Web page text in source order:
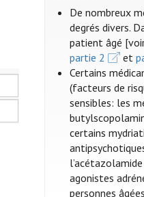
De nombreux
degrés divers.
patient âgé
partie 2
et
Certains
(facteurs de
sensibles: les
certains
agonistes
personnes